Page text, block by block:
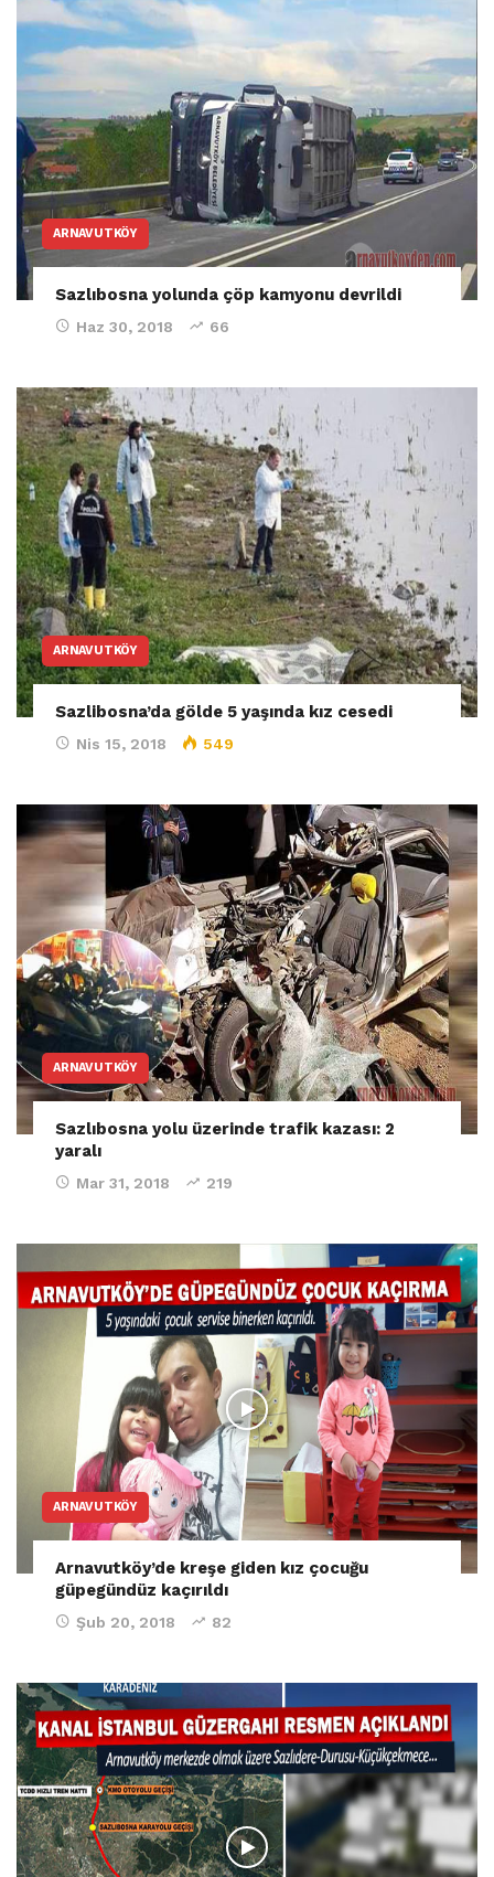
ARNAVUTKÖY
Sazlıbosna yolunda çöp kamyonu devrildi
Haz 30, 2018 66
ARNAVUTKÖY
Sazlibosna’da gölde 5 yaşında kız cesedi
Nis 15, 2018 549
ARNAVUTKÖY
Sazlıbosna yolu üzerinde trafik kazası: 2
yaralı
Mar 31, 2018 219
ARNAVUTKÖY
Arnavutköy’de kreşe giden kız çocuğu
güpegündüz kaçırıldı
Şub 20, 2018 82